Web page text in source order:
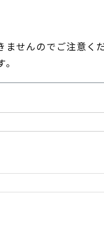
せんのでご注意くだ